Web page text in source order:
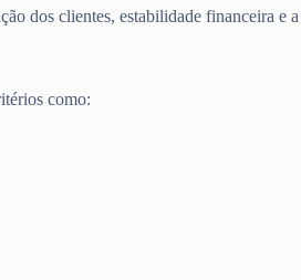
dos clientes, estabilidade financeira e
como: